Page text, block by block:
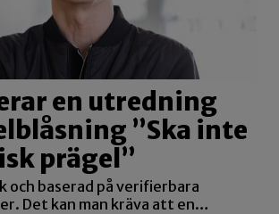
en utredning
”Ska inte
prägel”
och baserad på verifierbara
Det kan man kräva att en…